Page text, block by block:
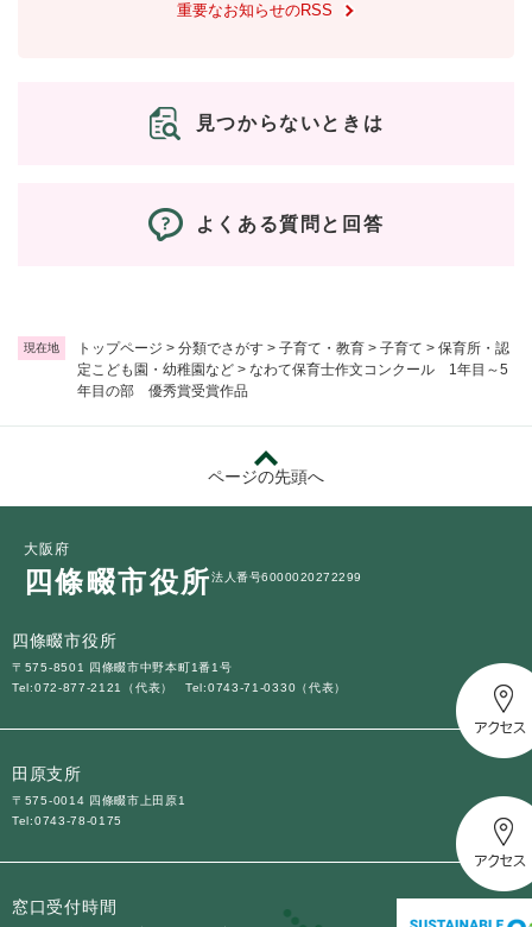
現在地 トップページ > 分類でさがす > 子育て・教育 > 子育て > 保育所・認
定こども園・幼稚園など > なわて保育士作文コンクール 1年目～5
年目の部 優秀賞受賞作品
重要なお知らせのRSS
見つからないときは
よくある質問と回答
ページの先頭へ
大阪府
四條畷市役所法人番号6000020272299
四條畷市役所
〒575-8501 四條畷市中野本町1番1号
Tel:072-877-2121（代表）
Tel:0743-71-0330（代表）
田原支所
〒575-0014 四條畷市上田原1
Tel:0743-78-0175
窓口受付時間